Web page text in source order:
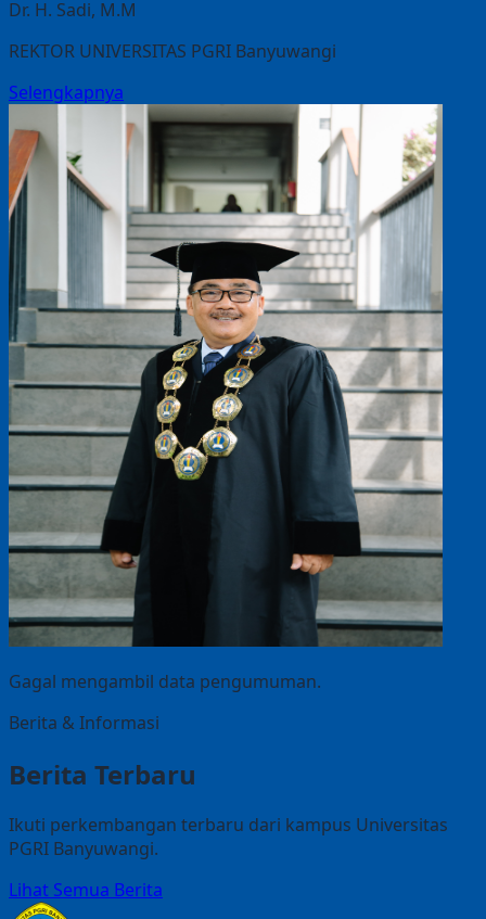
Dr. H. Sadi, M.M
REKTOR UNIVERSITAS PGRI Banyuwangi
Selengkapnya
Gagal mengambil data pengumuman.
Berita & Informasi
Berita Terbaru
Ikuti perkembangan terbaru dari kampus Universitas
PGRI Banyuwangi.
Lihat Semua Berita